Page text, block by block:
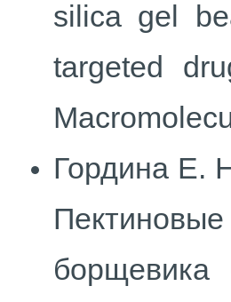
silica gel
targeted
Гордина Е.
борщевика